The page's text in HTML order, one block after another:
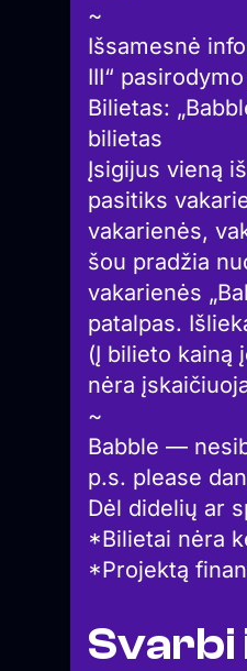
~
Išsamesnė
III“
Bilietas:
bilietas
Įsigijus vieną
pasitiks
vakarienės,
šou pradžia
vakarienės
patalpas.
(Į bilieto kainą
nėra
~
Babble —
p.s. please
Dėl didelių ar
*Bilietai nėra
*Projektą
Svarbi